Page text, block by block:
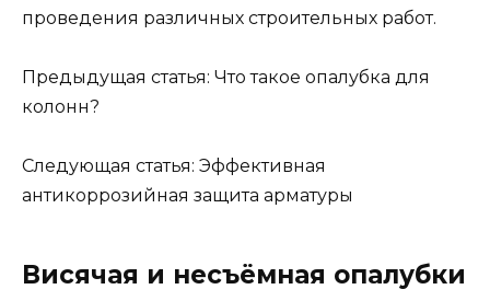
проведения различных строительных работ.
Предыдущая статья: Что такое опалубка для
колонн?
Следующая статья: Эффективная
антикоррозийная защита арматуры
Висячая и несъёмная опалубки